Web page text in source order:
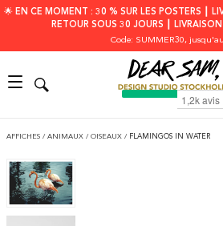
🌟 EN CE MOMENT : 30 % SUR LES POSTERS ┃
RETOUR SOUS 30 JOURS ┃
Code: SUMMER30,
AFFICHES / ANIMAUX / OISEAUX / FLAMINGOS IN WATER